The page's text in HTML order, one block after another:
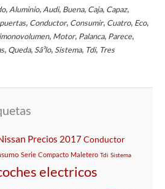
, Aluminio, Audi, Buena, Caja, Capaz,
, Conductor, Consumir, Cuatro, Eco,
, Motor, Palanca, Parece,
, Queda, Sã³lo, Sistema, Tdi, Tres
Precios 2017Conductor
Serie Compacto Maletero Tdi Sistema
electricos